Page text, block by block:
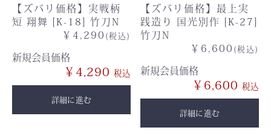
【ズバリ価格】実戦柄
短 翔舞 [K-18] 竹刀N
￥4,290 (税込)
新規会員価格
￥4,290
詳細に進む
【ズバリ価格】最上実
践造り 国光別作 [K-27]
竹刀N
￥6,600 (税込)
新規会員価格
￥6,600
詳細に進む